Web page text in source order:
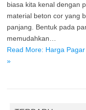
biasa kita kenal dengan
material beton cor yang
panjang. Bentuk pada
memudahkan…
Read More: Harga
»